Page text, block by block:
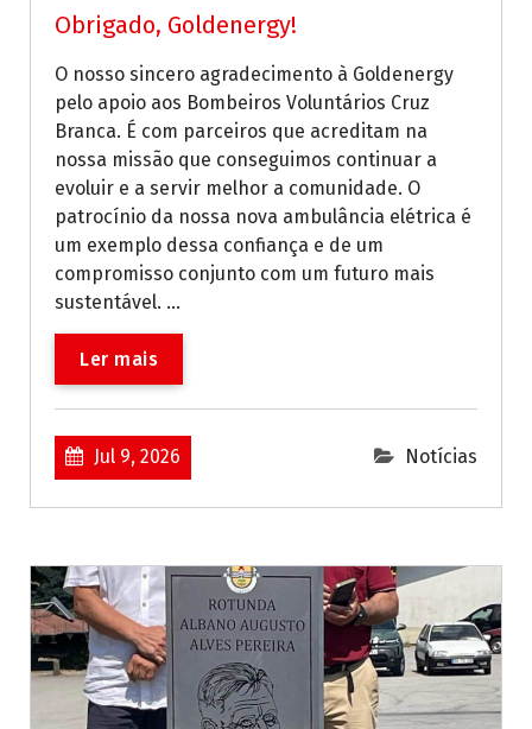
Obrigado, Goldenergy!
O nosso sincero agradecimento à Goldenergy
pelo apoio aos Bombeiros Voluntários Cruz
Branca. É com parceiros que acreditam na
nossa missão que conseguimos continuar a
evoluir e a servir melhor a comunidade. O
patrocínio da nossa nova ambulância elétrica é
um exemplo dessa confiança e de um
compromisso conjunto com um futuro mais
sustentável. ...
Ler mais
Jul 9, 2026 Notícias